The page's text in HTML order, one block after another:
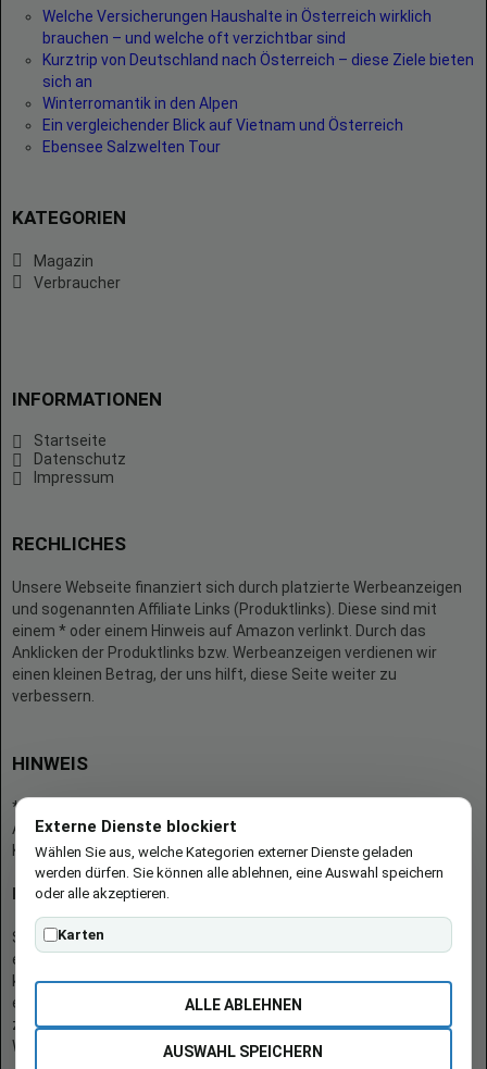
Welche Versicherungen Haushalte in Österreich wirklich
brauchen – und welche oft verzichtbar sind
Kurztrip von Deutschland nach Österreich – diese Ziele bieten
sich an
Winterromantik in den Alpen
Ein vergleichender Blick auf Vietnam und Österreich
Ebensee Salzwelten Tour
KATEGORIEN
Magazin
Verbraucher
INFORMATIONEN
Startseite
Datenschutz
Impressum
RECHLICHES
Unsere Webseite finanziert sich durch platzierte Werbeanzeigen
und sogenannten Affiliate Links (Produktlinks). Diese sind mit
einem * oder einem Hinweis auf Amazon verlinkt. Durch das
Anklicken der Produktlinks bzw. Werbeanzeigen verdienen wir
einen kleinen Betrag, der uns hilft, diese Seite weiter zu
verbessern.
HINWEIS
* = Afilliate-Link (=Werbung)
Als Amazon-Partner verdient der Seitenbetreiber an qualifizierten
Käufen.
Hinweis zu Preisen und Verfügbarkeiten
Sofern Produktpreise und Verfügbarkeiten angezeigt werden,
entsprechen diese dem angegebenen Stand (Datum/Uhrzeit) und
können sich auf der verlinkten Seite jederzeit ändern. Für den Kauf
eines Produkts gelten die Angaben zu Preis und Verfügbarkeit, die
zum Kaufzeitpunkt [auf der/den maßgeblichen Amazon-
Website(s)] angezeigt werden.
Externe Dienste blockiert
Wählen Sie aus, welche Kategorien externer Dienste geladen
werden dürfen. Sie können alle ablehnen, eine Auswahl speichern
oder alle akzeptieren.
Karten
ALLE ABLEHNEN
AUSWAHL SPEICHERN